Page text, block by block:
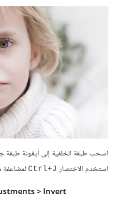
اسحب طبقة الخلفية إلى أيقونة طبقة
استخدم الاختصار Ctrl+J لمضاعفة
> Invert